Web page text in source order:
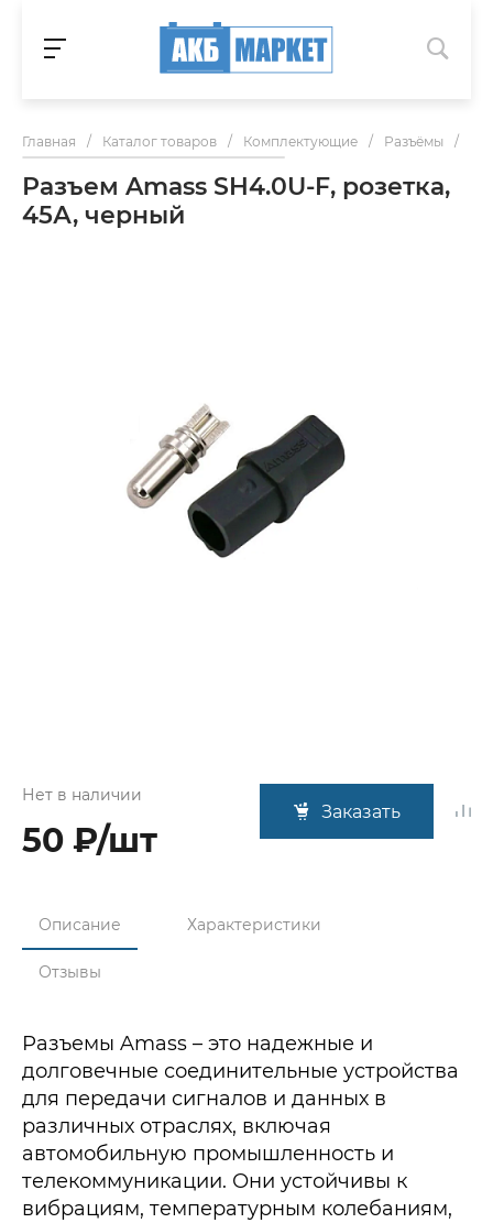
Главная / Каталог товаров / Комплектующие / Разъёмы /
Разъем Amass SH4.0U-F, розетка,
45А, черный
Нет в наличии
50 ₽/шт
Заказать
Описание Характеристики
Отзывы
Разъемы Amass – это надежные и
долговечные соединительные устройства
для передачи сигналов и данных в
различных отраслях, включая
автомобильную промышленность и
телекоммуникации. Они устойчивы к
вибрациям, температурным колебаниям,